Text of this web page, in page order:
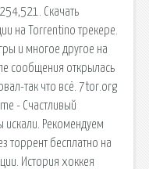
Скачать
на Torrentino трекере.
и многое другое на
сообщения открылась
так что всё. 7tor.org
- Счастливый
искали. Рекомендуем
торрент бесплатно на
История хоккея